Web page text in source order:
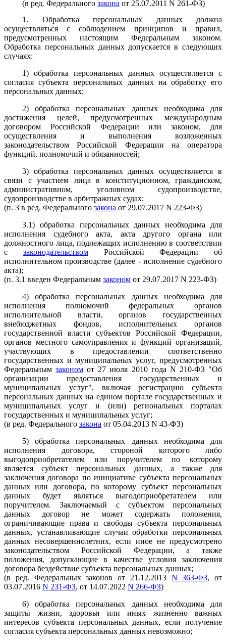
(в ред. Федерального закона от 25.07.2011 N 261-ФЗ)
1. Обработка персональных данных должна
осуществляться с соблюдением принципов и правил,
предусмотренных настоящим Федеральным законом.
Обработка персональных данных допускается в следующих
случаях:
1) обработка персональных данных осуществляется с
согласия субъекта персональных данных на обработку его
персональных данных;
2) обработка персональных данных необходима для
достижения целей, предусмотренных международным
договором Российской Федерации или законом, для
осуществления и выполнения возложенных
законодательством Российской Федерации на оператора
функций, полномочий и обязанностей;
3) обработка персональных данных осуществляется в
связи с участием лица в конституционном, гражданском,
административном, уголовном судопроизводстве,
судопроизводстве в арбитражных судах;
(п. 3 в ред. Федерального закона от 29.07.2017 N 223-ФЗ)
3.1) обработка персональных данных необходима для
исполнения судебного акта, акта другого органа или
должностного лица, подлежащих исполнению в соответствии
с законодательствомРоссийской Федерации об
исполнительном производстве (далее - исполнение судебного
акта);
(п. 3.1 введен Федеральным законом от 29.07.2017 N 223-ФЗ)
4) обработка персональных данных необходима для
исполнения полномочий федеральных органов
исполнительной власти, органов государственных
внебюджетных фондов, исполнительных органов
государственной власти субъектов Российской Федерации,
органов местного самоуправления и функций организаций,
участвующих в предоставлении соответственно
государственных и муниципальных услуг, предусмотренных
Федеральнымзаконом от 27 июля 2010 года N 210-ФЗ "Об
организации предоставления государственных и
муниципальных услуг", включая регистрацию субъекта
персональных данных на едином портале государственных и
муниципальных услуг и (или) региональных порталах
государственных и муниципальных услуг;
(в ред. Федерального закона от 05.04.2013 N 43-ФЗ)
5) обработка персональных данных необходима для
исполнения договора, стороной которого либо
выгодоприобретателем или поручителем по которому
является субъект персональных данных, а также для
заключения договора по инициативе субъекта персональных
данных или договора, по которому субъект персональных
данных будет являться выгодоприобретателем или
поручителем. Заключаемый с субъектом персональных
данных договор не может содержать положения,
ограничивающие права и свободы субъекта персональных
данных, устанавливающие случаи обработки персональных
данных несовершеннолетних, если иное не предусмотрено
законодательством Российской Федерации, а также
положения, допускающие в качестве условия заключения
договора бездействие субъекта персональных данных;
(в ред. Федеральных законов от 21.12.2013 N 363-ФЗ, от
03.07.2016 N 231-ФЗ, от 14.07.2022 N 266-ФЗ)
6) обработка персональных данных необходима для
защиты жизни, здоровья или иных жизненно важных
интересов субъекта персональных данных, если получение
согласия субъекта персональных данных невозможно;